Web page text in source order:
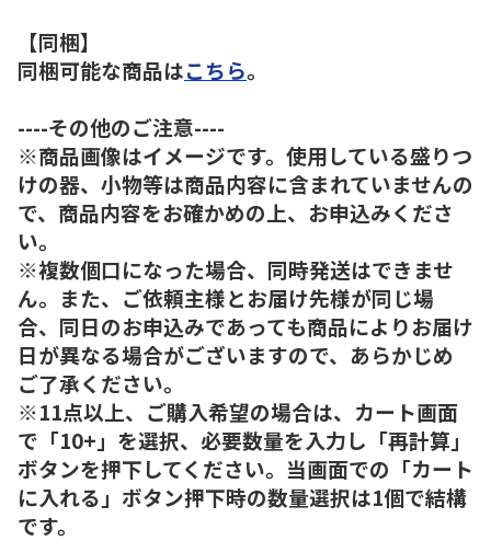
【同梱】
同梱可能な商品はこちら。
----その他のご注意----
※商品画像はイメージです。使用している盛りつ
けの器、小物等は商品内容に含まれていませんの
で、商品内容をお確かめの上、お申込みくださ
い。
※複数個口になった場合、同時発送はできませ
ん。また、ご依頼主様とお届け先様が同じ場
合、同日のお申込みであっても商品によりお届け
日が異なる場合がございますので、あらかじめ
ご了承ください。
※11点以上、ご購入希望の場合は、カート画面
で「10+」を選択、必要数量を入力し「再計算」
ボタンを押下してください。当画面での「カート
に入れる」ボタン押下時の数量選択は1個で結構
です。